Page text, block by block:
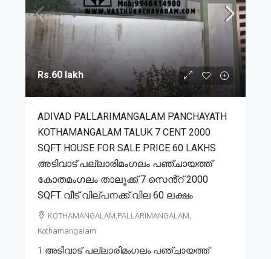
Rs.60 lakh
ADIVAD PALLARIMANGALAM PANCHAYATH
KOTHAMANGALAM TALUK 7 CENT 2000
SQFT HOUSE FOR SALE PRICE 60 LAKHS
അടിവാട് പല്ലാരിമംഗലം പഞ്ചായത്ത്
കോതമംഗലം താലൂക്ക് 7 സെൻ്റ് 2000
SQFT വീട് വില്പനക്ക് വില 60 ലക്ഷം
KOTHAMANGALAM,PALLARIMANGALAM,
Kothamangalam
1.അടിവാട് പല്ലാരിമംഗലം പഞ്ചായത്ത്